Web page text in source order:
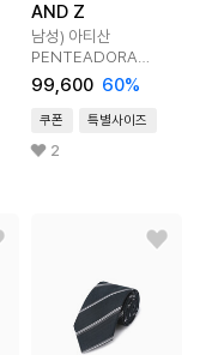
AND Z
남성) 아티산
PENTEADORA
정장하의
99,600 60%
쿠폰 특별사이즈
2